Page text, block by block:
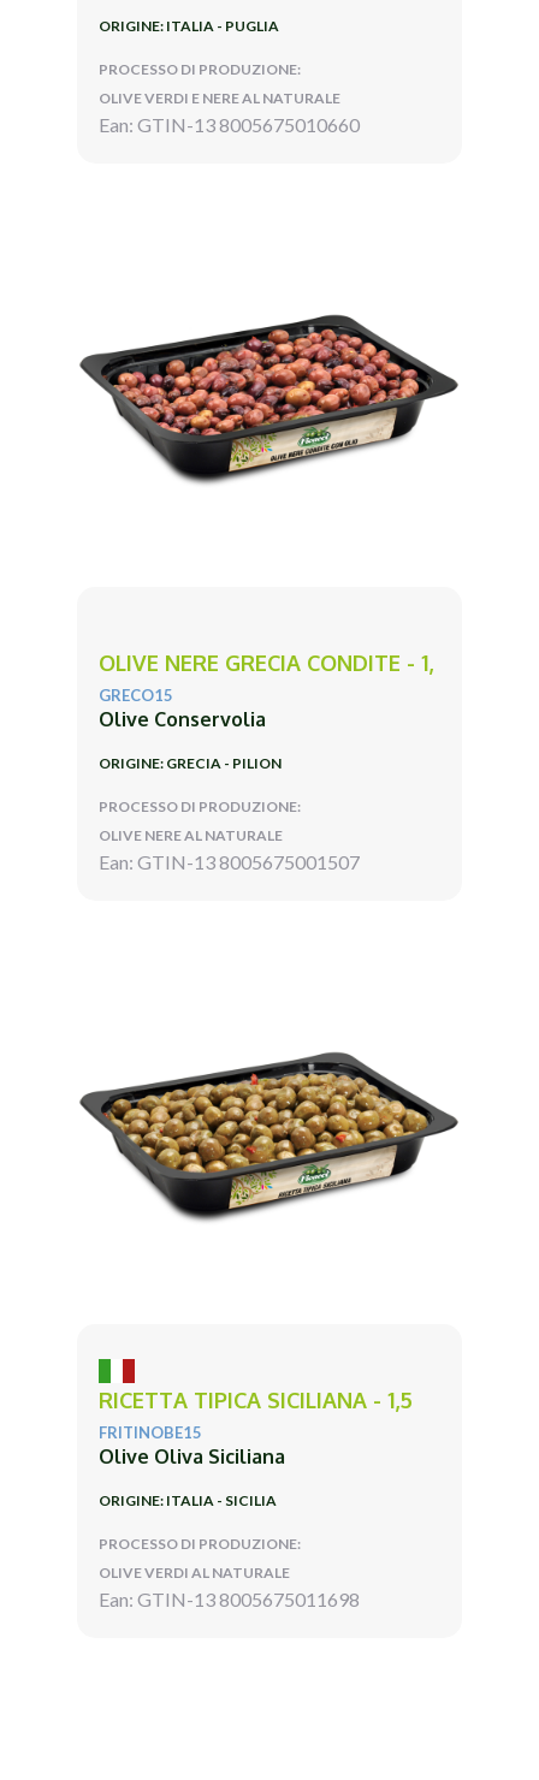
ORIGINE: ITALIA - PUGLIA
PROCESSO DI PRODUZIONE:
OLIVE VERDI E NERE AL NATURALE
Ean: GTIN-13 8005675010660
OLIVE NERE GRECIA CONDITE - 1,
GRECO15
Olive Conservolia
ORIGINE: GRECIA - PILION
PROCESSO DI PRODUZIONE:
OLIVE NERE AL NATURALE
Ean: GTIN-13 8005675001507
RICETTA TIPICA SICILIANA - 1,5
FRITINOBE15
Olive Oliva Siciliana
ORIGINE: ITALIA - SICILIA
PROCESSO DI PRODUZIONE:
OLIVE VERDI AL NATURALE
Ean: GTIN-13 8005675011698